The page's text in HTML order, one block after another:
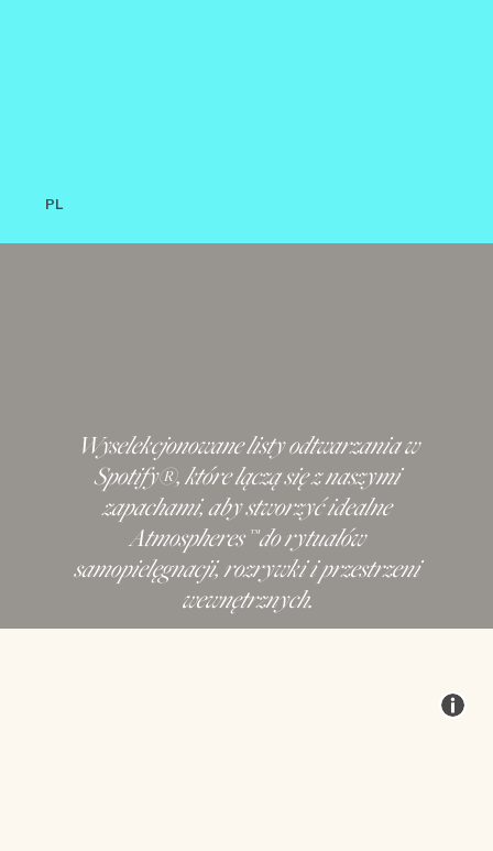
PL
Wyselekcjonowane listy odtwarzania w
Spotify®, które łączą się z naszymi
zapachami, aby stworzyć idealne
Atmospheres™ do rytuałów
samopielęgnacji, rozrywki i przestrzeni
wewnętrznych.